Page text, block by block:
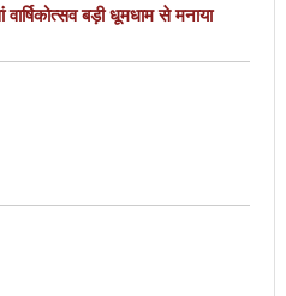
बड़ी धूमधाम से मनाया